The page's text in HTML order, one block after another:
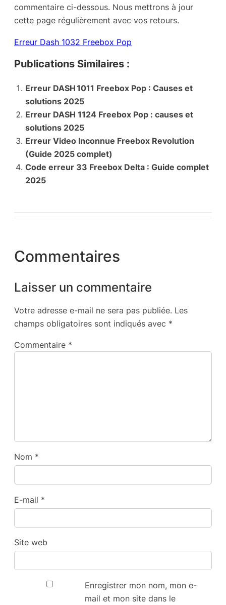
commentaire ci-dessous. Nous mettrons à jour
cette page régulièrement avec vos retours.
Erreur Dash 1032 Freebox Pop
Publications Similaires :
Erreur DASH 1011 Freebox Pop : Causes et
solutions 2025
Erreur DASH 1124 Freebox Pop : causes et
solutions 2025
Erreur Video Inconnue Freebox Revolution
(Guide 2025 complet)
Code erreur 33 Freebox Delta : Guide complet
2025
Commentaires
Laisser un commentaire
Votre adresse e-mail ne sera pas publiée. Les
champs obligatoires sont indiqués avec *
Commentaire *
Nom *
E-mail *
Site web
Enregistrer mon nom, mon e-
mail et mon site dans le